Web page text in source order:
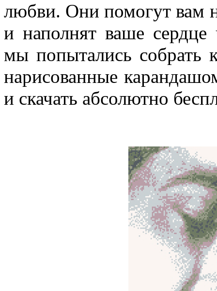
любви. Они помогут вам
и наполнят ваше сердце
мы попытались собрать
нарисованные
и скачать абсолютно